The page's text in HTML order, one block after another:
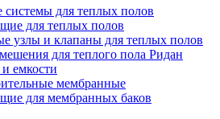
системы для теплых полов
для теплых полов
узлы и клапаны для теплых полов
для теплого пола Ридан
емкости
мембранные
для мембранных баков